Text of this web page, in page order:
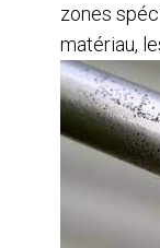
zones
matériau,